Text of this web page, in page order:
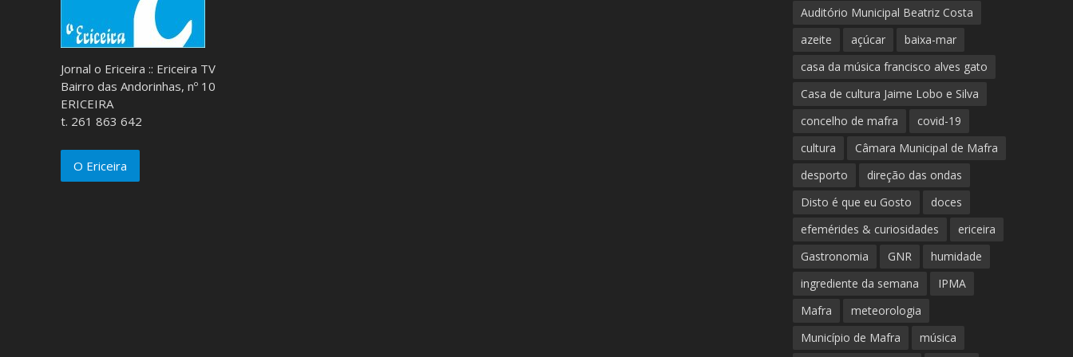
Jornal o Ericeira :: Ericeira TV
Bairro das Andorinhas, nº 10
ERICEIRA
t. 261 863 642
O Ericeira
Auditório Municipal Beatriz Costa
azeite
açúcar
baixa-mar
casa da música francisco alves gato
Casa de cultura Jaime Lobo e Silva
concelho de mafra
covid-19
cultura
Câmara Municipal de Mafra
desporto
direção das ondas
Disto é que eu Gosto
doces
efemérides & curiosidades
ericeira
Gastronomia
GNR
humidade
ingrediente da semana
IPMA
Mafra
meteorologia
Município de Mafra
música